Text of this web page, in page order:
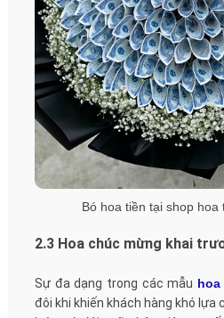
Bó hoa tiền tại shop
2.3 Hoa chúc mừng khai
Sự đa dạng trong các mẫu
đôi khi khiến khách hàng khó lựa